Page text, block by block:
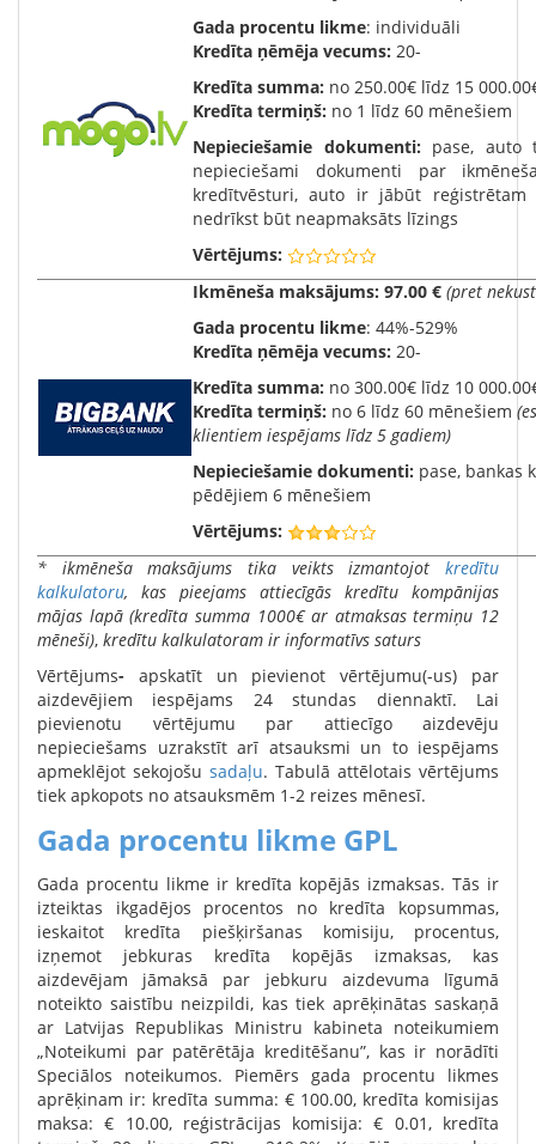
Gada procentu likme: individuāli
Kredīta ņēmēja vecums: 20-
Kredīta summa: no 250.00€ līdz 15
Kredīta termiņš: no 1 līdz 60 mēnešiem
Nepieciešamie dokumenti: pase, auto
nepieciešami dokumenti par
kredītvēsturi, auto ir jābūt
nedrīkst būt neapmaksāts līzings
Vērtējums:
Ikmēneša maksājums: 97.00 € (pret
Gada procentu likme: 44%-529%
Kredīta ņēmēja vecums: 20-
Kredīta summa: no 300.00€ līdz 10
Kredīta termiņš: no 6 līdz 60 mēnešiem
klientiem iespējams līdz 5 gadiem)
Nepieciešamie dokumenti: pase, bankas
pēdējiem 6 mēnešiem
Vērtējums:
* ikmēneša maksājums tika veikts izmantojot kredītu
kalkulatoru, kas pieejams attiecīgās kredītu kompānijas
mājas lapā(kredīta summa 1000€ ar atmaksas termiņu 12
mēneši), kredītu kalkulatoram ir informatīvs saturs
Vērtējums- apskatīt un pievienot vērtējumu(-us) par
aizdevējiem iespējams 24 stundas diennaktī. Lai
pievienotu vērtējumu par attiecīgo aizdevēju
nepieciešams uzrakstīt arī atsauksmi un to iespējams
apmeklējot sekojošu sadaļu. Tabulā attēlotais vērtējums
tiek apkopots no atsauksmēm 1-2 reizes mēnesī.
Gada procentu likme GPL
Gada procentu likme ir kredīta kopējās izmaksas. Tās ir
izteiktas ikgadējos procentos no kredīta kopsummas,
ieskaitot kredīta piešķiršanas komisiju, procentus,
izņemot jebkuras kredīta kopējās izmaksas, kas
aizdevējam jāmaksā par jebkuru aizdevuma līgumā
noteikto saistību neizpildi, kas tiek aprēķinātas saskaņā
ar Latvijas Republikas Ministru kabineta noteikumiem
„Noteikumi par patērētāja kreditēšanu”, kas ir norādīti
Speciālos noteikumos. Piemērs gada procentu likmes
aprēķinam ir: kredīta summa: € 100.00, kredīta komisijas
maksa: € 10.00, reģistrācijas komisija: € 0.01, kredīta